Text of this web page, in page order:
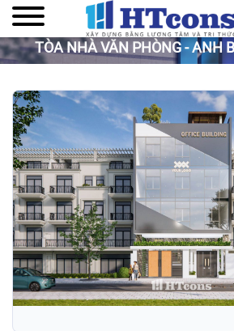
TÒA NHÀ VĂN PHÒNG - ANH